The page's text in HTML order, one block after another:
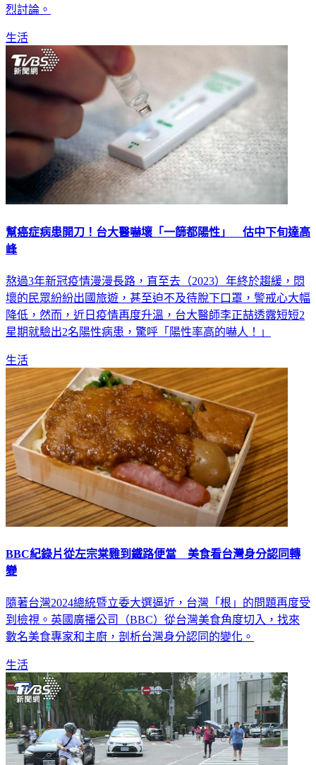
烈討論。
生活
幫癌症病患開刀！台大醫嚇壞「一篩都陽性」 估中下旬達高
峰
熬過3年新冠疫情漫漫長路，直至去（2023）年終於趨緩，悶
壞的民眾紛紛出國旅遊，甚至迫不及待脫下口罩，警戒心大幅
降低，然而，近日疫情再度升溫，台大醫師李正喆透露短短2
星期就驗出2名陽性病患，驚呼「陽性率高的嚇人！」
生活
BBC紀錄片從左宗棠雞到鐵路便當 美食看台灣身分認同轉
變
隨著台灣2024總統暨立委大選逼近，台灣「根」的問題再度受
到檢視。英國廣播公司（BBC）從台灣美食角度切入，找來
數名美食專家和主廚，剖析台灣身分認同的變化。
生活